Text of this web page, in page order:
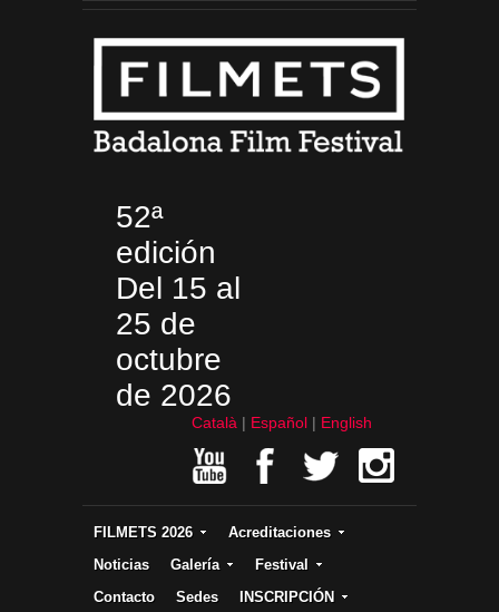
52ª
edición
Del 15 al
25 de
octubre
de 2026
Català Español English
FILMETS 2026
Acreditaciones
Noticias
Galería
Festival
Contacto
Sedes
INSCRIPCIÓN